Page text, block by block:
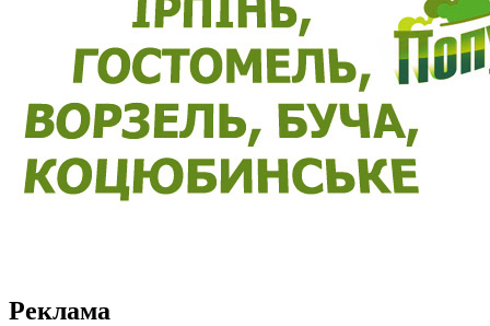
Реклама